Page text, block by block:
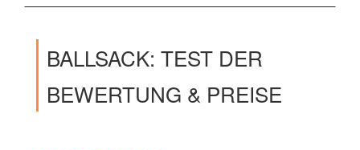
BALLSACK: TEST DER
BEWERTUNG & PREISE